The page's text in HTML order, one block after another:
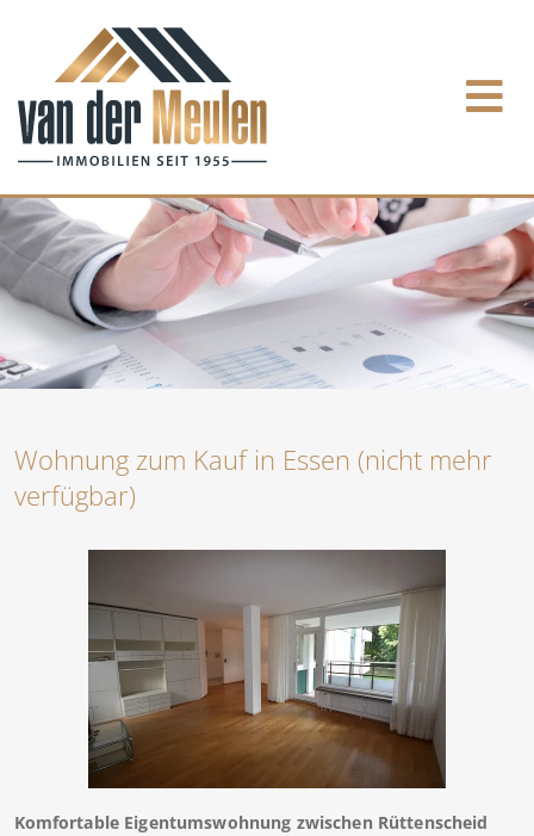
Wohnung zum Kauf in Essen (nicht mehr
verfügbar)
Komfortable Eigentumswohnung zwischen Rüttenscheid